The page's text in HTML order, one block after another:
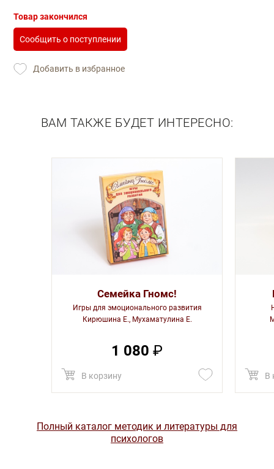
Товар закончился
Сообщить о поступлении
Добавить в избранное
ВАМ ТАКЖЕ БУДЕТ ИНТЕРЕСНО:
Семейка Гномс!
Игры для эмоционального развития
Кирюшина Е., Мухаматулина Е.
1 080 ₽
В корзину В
Полный каталог методик и литературы для
психологов